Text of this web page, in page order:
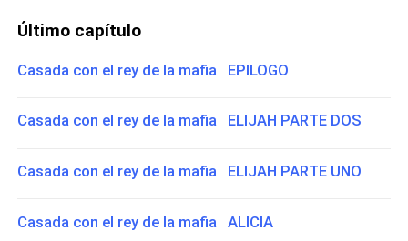
Último capítulo
Casada con el rey de la mafia EPILOGO
Casada con el rey de la mafia ELIJAH PARTE DOS
Casada con el rey de la mafia ELIJAH PARTE UNO
Casada con el rey de la mafia ALICIA